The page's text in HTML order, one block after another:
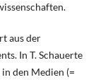
aus der
In T. Schauerte
den Medien (=